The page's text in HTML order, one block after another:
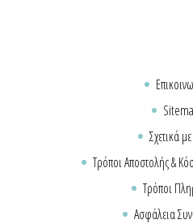
Σχετικά
Τρόποι Αποστολής &
Τρόποι
Ασφάλεια